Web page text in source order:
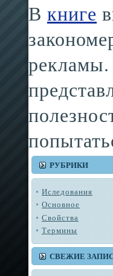
В книге
РУБРИКИ
Иследования
Основное
Свойства
Термины
СВЕЖИЕ